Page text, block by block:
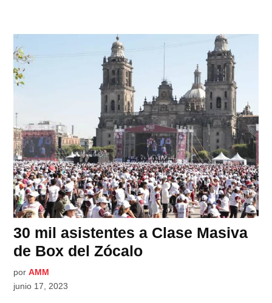
30 mil asistentes a Clase Masiva
de Box del Zócalo
por AMM
junio 17, 2023